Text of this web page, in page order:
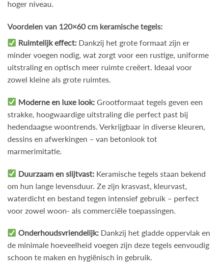
hoger niveau.
Voordelen van 120×60 cm keramische tegels:
Ruimtelijk effect: Dankzij het grote formaat zijn er
minder voegen nodig, wat zorgt voor een rustige, uniforme
uitstraling en optisch meer ruimte creëert. Ideaal voor
zowel kleine als grote ruimtes.
Moderne en luxe look: Grootformaat tegels geven een
strakke, hoogwaardige uitstraling die perfect past bij
hedendaagse woontrends. Verkrijgbaar in diverse kleuren,
dessins en afwerkingen – van betonlook tot
marmerimitatie.
Duurzaam en slijtvast: Keramische tegels staan bekend
om hun lange levensduur. Ze zijn krasvast, kleurvast,
waterdicht en bestand tegen intensief gebruik – perfect
voor zowel woon- als commerciële toepassingen.
Onderhoudsvriendelijk: Dankzij het gladde oppervlak en
de minimale hoeveelheid voegen zijn deze tegels eenvoudig
schoon te maken en hygiënisch in gebruik.